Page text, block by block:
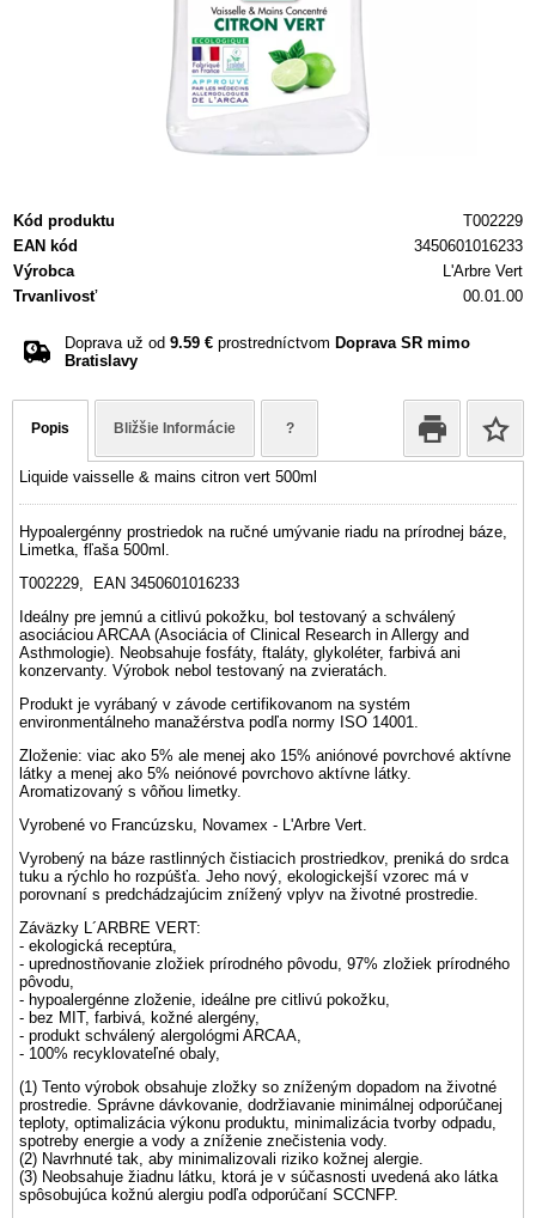
Kód produktu
T002229
EAN kód
3450601016233
Výrobca
L'Arbre Vert
Trvanlivosť
00.01.00
Doprava už od 9.59 € prostredníctvom Doprava SR mimo
Bratislavy
Popis Bližšie Informácie ?
Liquide vaisselle & mains citron vert 500ml
Hypoalergénny prostriedok na ručné umývanie riadu na prírodnej báze,
Limetka, fľaša 500ml.
T002229, EAN 3450601016233
Ideálny pre jemnú a citlivú pokožku, bol testovaný a schválený
asociáciou ARCAA (Asociácia of Clinical Research in Allergy and
Asthmologie). Neobsahuje fosfáty, ftaláty, glykoléter, farbivá ani
konzervanty. Výrobok nebol testovaný na zvieratách.
Produkt je vyrábaný v závode certifikovanom na systém
environmentálneho manažérstva podľa normy ISO 14001.
Zloženie: viac ako 5% ale menej ako 15% aniónové povrchové aktívne
látky a menej ako 5% neiónové povrchovo aktívne látky.
Aromatizovaný s vôňou limetky.
Vyrobené vo Francúzsku, Novamex - L'Arbre Vert.
Vyrobený na báze rastlinných čistiacich prostriedkov, preniká do srdca
tuku a rýchlo ho rozpúšťa. Jeho nový, ekologickejší vzorec má v
porovnaní s predchádzajúcim znížený vplyv na životné prostredie.
Záväzky L´ARBRE VERT:
- ekologická receptúra,
- uprednostňovanie zložiek prírodného pôvodu, 97% zložiek prírodného
pôvodu,
- hypoalergénne zloženie, ideálne pre citlivú pokožku,
- bez MIT, farbivá, kožné alergény,
- produkt schválený alergológmi ARCAA,
- 100% recyklovateľné obaly,
(1) Tento výrobok obsahuje zložky so zníženým dopadom na životné
prostredie. Správne dávkovanie, dodržiavanie minimálnej odporúčanej
teploty, optimalizácia výkonu produktu, minimalizácia tvorby odpadu,
spotreby energie a vody a zníženie znečistenia vody.
(2) Navrhnuté tak, aby minimalizovali riziko kožnej alergie.
(3) Neobsahuje žiadnu látku, ktorá je v súčasnosti uvedená ako látka
spôsobujúca kožnú alergiu podľa odporúčaní SCCNFP.